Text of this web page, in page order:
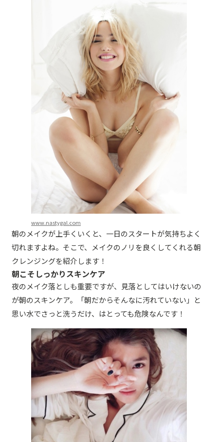
www.nastygal.com
朝のメイクが上手くいくと、一日のスタートが気持ちよく
切れますよね。そこで、メイクのノリを良くしてくれる朝
クレンジングを紹介します！
朝こそしっかりスキンケア
夜のメイク落としも重要ですが、見落としてはいけないの
が朝のスキンケア。「朝だからそんなに汚れていない」と
思い水でさっと洗うだけ、はとっても危険なんです！